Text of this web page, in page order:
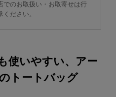
でのお取扱い・お取寄せは行
ださい。
使いやすい、アー
トートバッグ